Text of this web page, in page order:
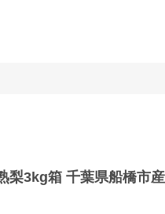
梨3kg箱 千葉県船橋市